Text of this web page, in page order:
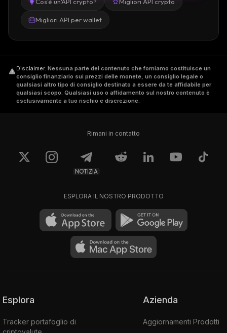
Migliori API per wallet
Disclaimer. Nessuna parte del contenuto che forniamo costituisce un
consiglio finanziario sui prezzi delle monete, un consiglio legale o
qualsiasi altro tipo di consiglio destinato a essere da te affidabile per
qualsiasi scopo. Qualsiasi uso o affidamento sul nostro contenuto è
esclusivamente a tuo rischio e discrezione.
Rimani in contatto
NOTIZIA
ESPLORA IL NOSTRO PRODOTTO
Esplora
Tracker portafoglio di
Azienda
Aggiornamenti Prodotti